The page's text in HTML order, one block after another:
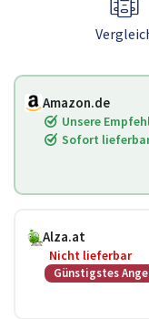
Amazon.de
Unsere
Sofort
Alza.at
Nicht lieferbar
Günstigstes